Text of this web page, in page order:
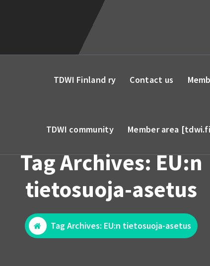
TDWI Finland ry Contact us
TDWI community Member area
Tag Archives: EU:n
tietosuoja-asetus
Tag Archives: EU:n tietosuoja-asetus